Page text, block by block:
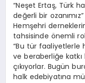
“Neşet Ertaş, Türk
değerli bir ozanımız”
Hemşehri
tahsisinde önemli
“Bu tür faaliyetlerle
ve beraberliğe
çıkıyorlar. Bugün
halk edebiyatına